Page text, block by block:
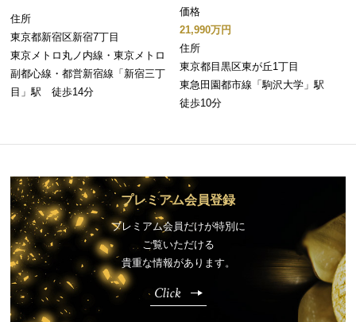
住所
東京都新宿区新宿7丁目
東京メトロ丸ノ内線・東京メトロ
副都心線・都営新宿線「新宿三丁
目」駅 徒歩14分
価格
21,990万円
住所
東京都目黒区東が丘1丁目
東急田園都市線「駒沢大学」駅
徒歩10分
プレミアム会員登録
プレミアム会員だけが特別に
ご覧いただける
貴重な情報があります。
Click